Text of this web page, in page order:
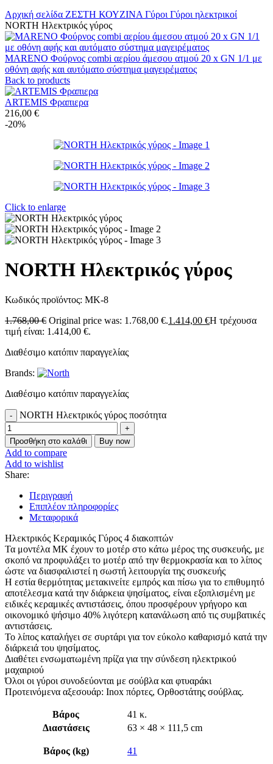
Αρχική σελίδα ΖΕΣΤΗ ΚΟΥΖΙΝΑ Γύροι Γύροι ηλεκτρικοί
NORTH Ηλεκτρικός γύρος
MARENO Φούρνος combi αερίου άμεσου ατμού 20 x GN 1/1 με
οθόνη αφής και αυτόματο σύστημα μαγειρέματος
Back to products
ARTEMIS Φραπιερα
216,00 €
-20%
Click to enlarge
NORTH Ηλεκτρικός γύρος
Κωδικός προϊόντος: MK-8
1.768,00€ Original price was: 1.768,00 €.1.414,00 €Η τρέχουσα
τιμή είναι: 1.414,00 €.
Διαθέσιμο κατόπιν παραγγελίας
Brands:
Διαθέσιμο κατόπιν παραγγελίας
NORTH Ηλεκτρικός γύρος ποσότητα
Προσθήκη στο καλάθι Buy now
Add to compare
Add to wishlist
Share:
Περιγραφή
Επιπλέον πληροφορίες
Μεταφορικά
Ηλεκτρικός Κεραμικός Γύρος 4 διακοπτών
Τα μοντέλα ΜΚ έχουν το μοτέρ στο κάτω μέρος της συσκευής, με
σκοπό να προφυλάξει το μοτέρ από την θερμοκρασία και το λίπος
ώστε να διασφαλιστεί η σωστή λειτουργία της συσκευής
Η εστία θερμότητας μετακινείτε εμπρός και πίσω για το επιθυμητό
αποτέλεσμα κατά την διάρκεια ψησίματος, είναι εξοπλισμένη με
ειδικές κεραμικές αντιστάσεις, όπου προσφέρουν γρήγορο και
οικονομικό ψήσιμο 40% λιγότερη κατανάλωση από τις συμβατικές
αντιστάσεις.
Το λίπος καταλήγει σε συρτάρι για τον εύκολο καθαρισμό κατά την
διάρκειά του ψησίματος.
Διαθέτει ενσωματωμένη πρίζα για την σύνδεση ηλεκτρικού
μαχαιριού
Όλοι οι γύροι συνοδεύονται με σούβλα και φτυαράκι
Προτεινόμενα αξεσουάρ: Inox πόρτες, Ορθοστάτης σούβλας.
Βάρος
41 κ.
Διαστάσεις
63 × 48 × 111,5 cm
Βάρος (kg) 41